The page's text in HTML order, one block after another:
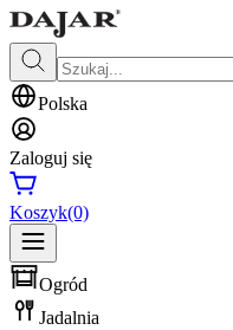
Polska
Zaloguj się
Koszyk(0)
Ogród
Jadalnia